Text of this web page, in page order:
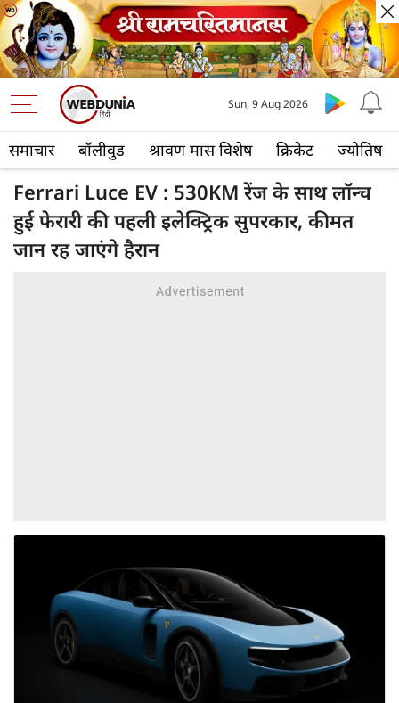
समाचार बॉलीवुड श्रावण मास विशेष क्रिकेट ज्योतिष
Sun, 9 Aug 2026
Ferrari Luce EV : 530KM रेंज के साथ लॉन्च
हुई फेरारी की पहली इलेक्ट्रिक सुपरकार, कीमत
जान रह जाएंगे हैरान